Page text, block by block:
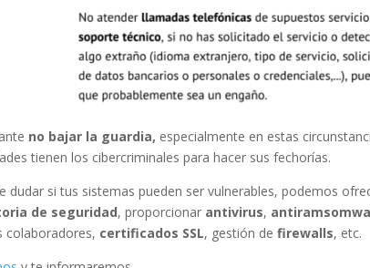
no bajar la guardia, especialmente en estas
tienen los cibercriminales para hacer sus fechorías.
dudar si tus sistemas pueden ser vulnerables, podemos
de seguridad, proporcionar antivirus,
colaboradores, certificados SSL, gestión defirewalls, etc.